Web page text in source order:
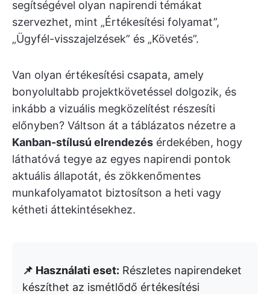
segítségével olyan napirendi témákat
szervezhet, mint „Értékesítési folyamat”,
„Ügyfél-visszajelzések” és „Követés”.
Van olyan értékesítési csapata, amely
bonyolultabb projektkövetéssel dolgozik, és
inkább a vizuális megközelítést részesíti
előnyben? Váltson át a táblázatos nézetre a
Kanban-stílusú elrendezés érdekében, hogy
láthatóvá tegye az egyes napirendi pontok
aktuális állapotát, és zökkenőmentes
munkafolyamatot biztosítson a heti vagy
kétheti áttekintésekhez.
📌 Használati eset: Részletes napirendeket
készíthet az ismétlődő értékesítési